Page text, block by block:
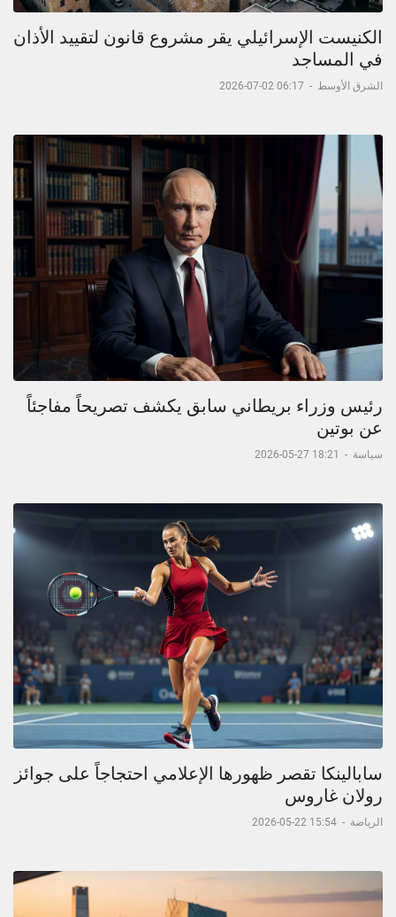
الكنيست الإسرائيلي يقر مشروع قانون لتقييد الأذان
في المساجد
الشرق الأوسط -
06:17 02-07-2026
رئيس وزراء بريطاني سابق يكشف تصريحاً مفاجئاً
عن بوتين
سياسة -
18:21 27-05-2026
سابالينكا تقصر ظهورها الإعلامي احتجاجاً على جوائز
رولان غاروس
الرياضة -
15:54 22-05-2026